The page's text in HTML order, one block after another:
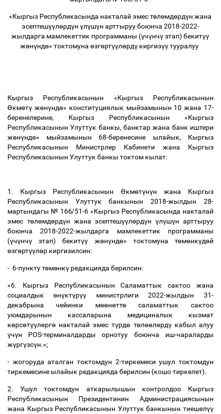
«Кыргыз Республикасында накталай эмес төлөмдөрдүн жана
эсептешүүлөрдүн үлүшүн арттыруу боюнча 2018-2022-
жылдарга мамлекеттик программаны (үчүнчүэтап) бекитүү
жөнүндө» токтомунаөзгөртүүлөрдү киргизүүтууралуу
Кыргыз Республикасынын «Кыргыз Республикасынын
Өкмөтү жөнүндө» конституциялык мыйзамынын 10 жана 17-
беренелерине, Кыргыз Республикасынын «Кыргыз
Республикасынын Улуттук банкы, банктар жана банк иштери
жөнүндө» мыйзамынын 68-беренесине ылайык, Кыргыз
Республикасынын Министрлер Кабинети жана Кыргыз
Республикасынын Улуттук банкы токтом кылат:
1. Кыргыз Республикасынын Өкмөтүнүн жана Кыргыз
Республикасынын Улуттук банкынын 2018-жылдын 28-
мартындагы № 166/51-6 «Кыргыз Республикасында накталай
эмес төлөмдөрдүн жана эсептешүүлөрдүнүлүшүн арттыруу
боюнча 2018-2022-жылдарга мамлекеттик программаны
(үчүнчү этап) бекитүү жөнүндө» токтомуна төмөнкүдөй
өзгөртүүлөр киргизилсин:
- 6-пункту төмөнкү редакцияда берилсин:
«6. Кыргыз Республикасынын Саламаттык сактоо жана
социалдыкөнүктүрүү министрлиги 2022-жылдын 31-
декабрына чейинки мөөнөттө саламаттык сактоо
уюмдарынын кассаларына медициналык кызмат
көрсөтүүлөргө накталай эмес түрдө төлөөлөрдүкабыл алуу
үчүн POS-терминалдарды орнотуу боюнча иш-чараларды
жүргүзсүн.»;
- жогоруда аталган токтомдун 2-тиркемеси ушул токтомдун
тиркемесине ылайык редакцияда берилсин (кошо тиркелет).
2. Ушул токтомдун аткарылышын контролдоо Кыргыз
Республикасынын Президентинин Администрациясынын
жана Кыргыз Республикасынын Улуттук банкынын тиешелүү